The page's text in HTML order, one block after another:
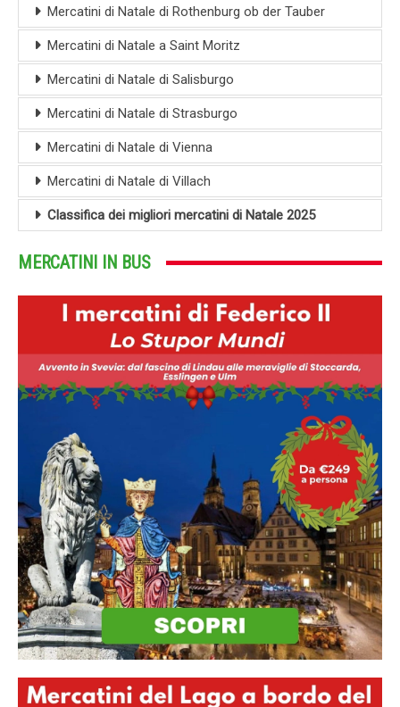
Mercatini di Natale di Rothenburg ob der Tauber
Mercatini di Natale a Saint Moritz
Mercatini di Natale di Salisburgo
Mercatini di Natale di Strasburgo
Mercatini di Natale di Vienna
Mercatini di Natale di Villach
Classifica dei migliori mercatini di Natale 2025
MERCATINI IN BUS